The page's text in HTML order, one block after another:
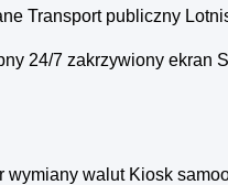
Transport publiczny
24/7 zakrzywiony ekran
walut Kiosk